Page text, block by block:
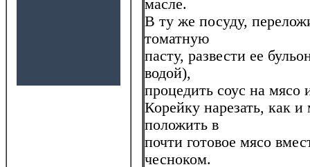
масле.
В ту же посуду,
томатную
пасту, развести ее
водой),
процедить соус на мясо
Корейку нарезать, как
положить в
почти готовое мясо
чесноком.